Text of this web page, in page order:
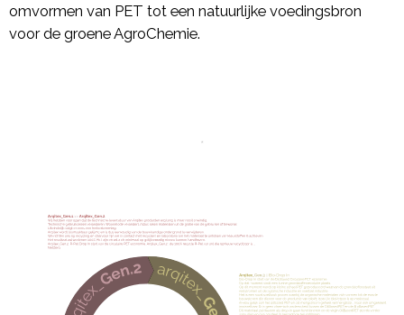
omvormen van PET tot een natuurlijke voedingsbron
voor de groene AgroChemie.
*